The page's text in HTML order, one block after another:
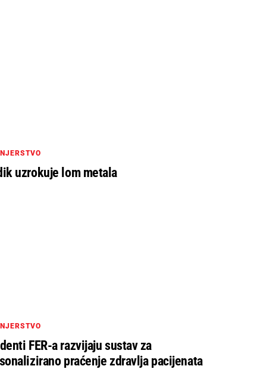
uzrokuje lom metala
FER-a razvijaju sustav za
praćenje zdravlja pacijenata